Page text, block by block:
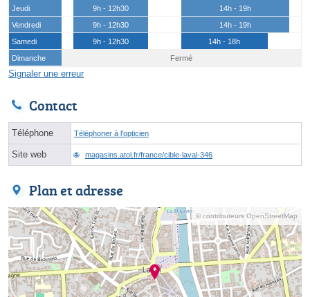
Jeudi
9h - 12h30
14h - 19h
Vendredi
9h - 12h30
14h - 19h
Samedi
9h - 12h30
14h - 18h
Dimanche
Fermé
Signaler une erreur
Contact
Téléphone Téléphoner à l'opticien
Site web magasins.atol.fr/france/cible-laval-346
Plan et adresse
© contributeurs OpenStreetMap